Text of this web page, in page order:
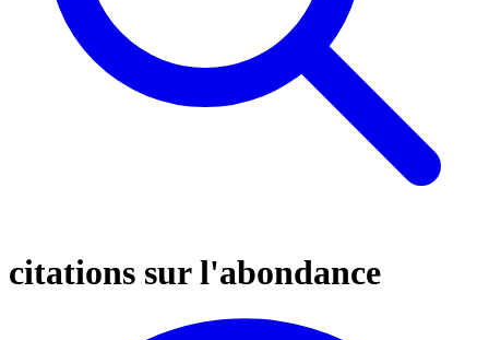
citations sur l'abondance